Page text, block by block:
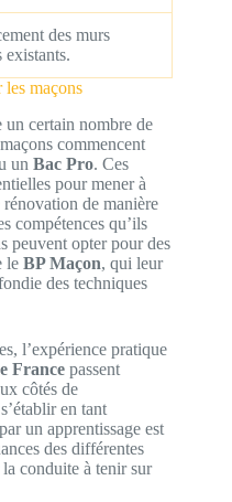
des murs
existants.
maçons
un certain nombre de
commencent
un Bac Pro. Ces
pour mener à
de manière
compétences qu’ils
peuvent opter pour des
le BP Maçon, qui leur
des techniques
l’expérience pratique
France passent
côtés de
en tant
un apprentissage est
des différentes
conduite à tenir sur